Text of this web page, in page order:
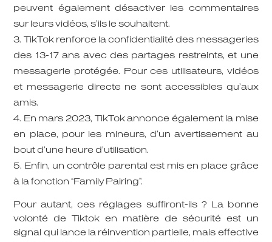
peuvent également désactiver les commentaires
sur leurs vidéos, s’ils le souhaitent.
TikTok renforce la confidentialité des messageries
des 13-17 ans avec des partages restreints, et une
messagerie protégée. Pour ces utilisateurs, vidéos
et messagerie directe ne sont accessibles qu’aux
amis.
En mars 2023, TikTok annonce également la mise
en place, pour les mineurs, d’unavertissement au
bout d’une heure d’utilisation.
Enfin, uncontrôle parental est mis en place grâce
à la fonction “Family Pairing”.
Pour autant, ces réglages suffiront-ils ? La bonne
volonté de Tiktok en matière de sécurité est un
signal qui lance la réinvention partielle, mais effective